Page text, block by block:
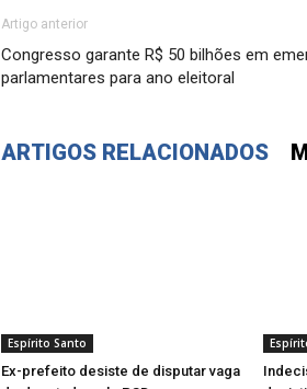
Artigo anterior
Congresso garante R$ 50 bilhões em
parlamentares para ano eleitoral
ARTIGOS RELACIONADOS
Espírito Santo
Ex-prefeito desiste de disputar vaga